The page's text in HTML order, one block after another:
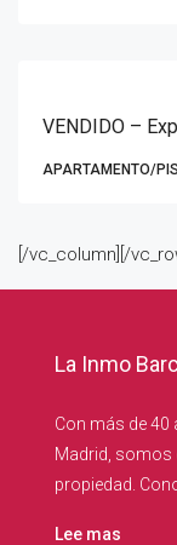
VENDIDO –
APARTAMENTO/
[/vc_column][/
La Inmo
Con más de 40
Madrid, somos
propiedad.
Lee mas